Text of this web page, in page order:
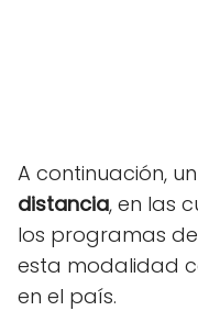
A continuación, un
distancia, en las
los programas
esta modalidad
en el país.